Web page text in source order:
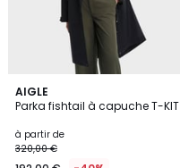
AIGLE
Parka fishtail à capuche T-KIT
à partir de
320,00 €
4
Couleurs